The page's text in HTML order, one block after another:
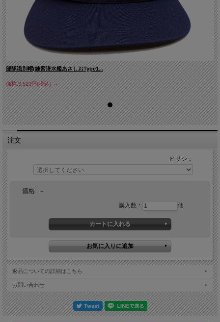
部隊識別帽(練習潜水艦あさしおType1...
価格:3,520円(税込)～
注文
ヒサシ：
価格: －
購入数： 個
返品についての詳細はこちら
お問い合わせ